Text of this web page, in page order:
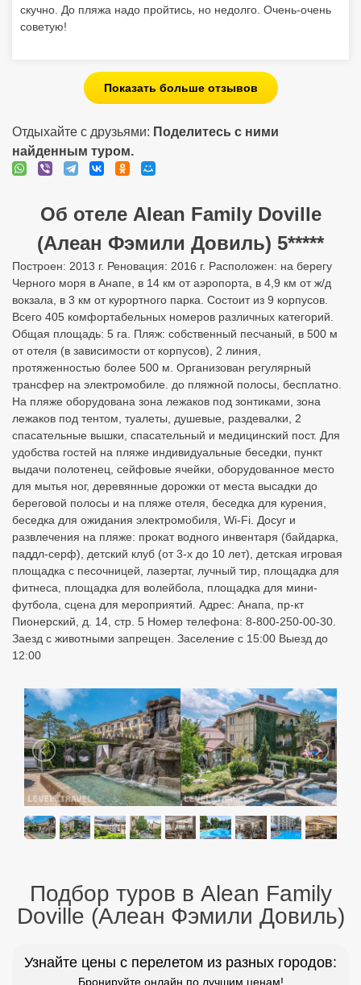
скучно. До пляжа надо пройтись, но недолго. Очень-очень
советую!
Показать больше отзывов
Отдыхайте с друзьями: Поделитесь с ними
найденным туром.
Об отеле Alean Family Doville
(Алеан Фэмили Довиль) 5*****
Построен: 2013 г. Реновация: 2016 г. Расположен: на берегу
Черного моря в Анапе, в 14 км от аэропорта, в 4,9 км от ж/д
вокзала, в 3 км от курортного парка. Состоит из 9 корпусов.
Всего 405 комфортабельных номеров различных категорий.
Общая площадь: 5 га. Пляж: собственный песчаный, в 500 м
от отеля (в зависимости от корпусов), 2 линия,
протяженностью более 500 м. Организован регулярный
трансфер на электромобиле. до пляжной полосы, бесплатно.
На пляже оборудована зона лежаков под зонтиками, зона
лежаков под тентом, туалеты, душевые, раздевалки, 2
спасательные вышки, спасательный и медицинский пост. Для
удобства гостей на пляже индивидуальные беседки, пункт
выдачи полотенец, сейфовые ячейки, оборудованное место
для мытья ног, деревянные дорожки от места высадки до
береговой полосы и на пляже отеля, беседка для курения,
беседка для ожидания электромобиля, Wi-Fi. Досуг и
развлечения на пляже: прокат водного инвентаря (байдарка,
паддл-серф), детский клуб (от 3-х до 10 лет), детская игровая
площадка с песочницей, лазертаг, лучный тир, площадка для
фитнеса, площадка для волейбола, площадка для мини-
футбола, сцена для мероприятий. Адрес: Анапа, пр-кт
Пионерский, д. 14, стр. 5 Номер телефона: 8-800-250-00-30.
Заезд с животными запрещен. Заселение с 15:00 Выезд до
12:00
Подбор туров в Alean Family
Doville (Алеан Фэмили Довиль)
Узнайте цены с перелетом из разных городов:
Бронируйте онлайн по лучшим ценам!